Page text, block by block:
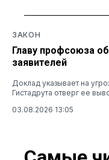
ЗАКОН
Главу профсоюза
заявителей
Доклад указывает на
Гистадрута отверг ее
03.08.2026 13:05